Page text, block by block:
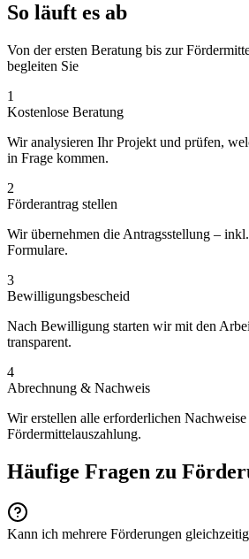
So läuft es ab
Von der ersten Beratung bis zur
begleiten Sie
1
Kostenlose Beratung
Wir analysieren Ihr Projekt und prüfen,
in Frage kommen.
2
Förderantrag stellen
Wir übernehmen die Antragsstellung –
Formulare.
3
Bewilligungsbescheid
Nach Bewilligung starten wir mit den
transparent.
4
Abrechnung & Nachweis
Wir erstellen alle erforderlichen
Fördermittelauszahlung.
Häufige Fragen zu
Kann ich mehrere Förderungen